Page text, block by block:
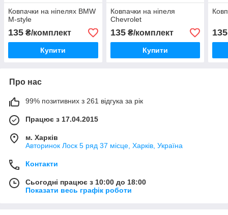
Ковпачки на ніпелях BMW
M-style
135 ₴/комплект
Купити
Ковпачки на ніпеля
Chevrolet
135₴/комплект
Купити
135
Про нас
99% позитивних з 261 відгука за рік
Працює з 17.04.2015
м. Харків
Авторинок Лоск 5 ряд 37 місце, Харків, Україна
Контакти
Сьогодні працює з 10:00 до 18:00
Показати весь графік роботи